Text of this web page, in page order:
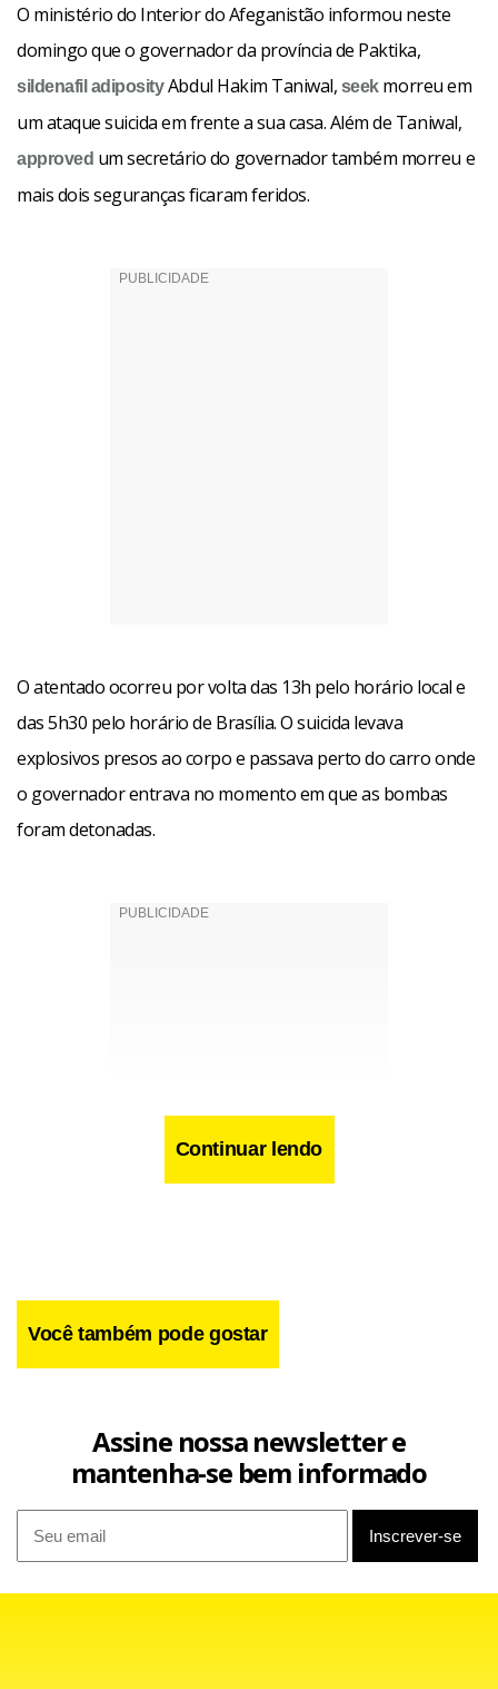
O ministério do Interior do Afeganistão informou neste
domingo que o governador da província de Paktika,
sildenafil adiposityAbdul Hakim Taniwal, seekmorreu em
um ataque suicida em frente a sua casa. Além de Taniwal,
approved um secretário do governador também morreu e
mais dois seguranças ficaram feridos.
O atentado ocorreu por volta das 13h pelo horário local e
das 5h30 pelo horário de Brasília. O suicida levava
explosivos presos ao corpo e passava perto do carro onde
o governador entrava no momento em que as bombas
foram detonadas.
O imperador do Japão, Akihito,
primeiro herdeiro homem da família real desde 1965.
voltava de uma viagem ao norte do país. A princesa Kiko e
o bebê, que ainda não teve o nome divulgado, devem
Continuar lendo
Você também pode gostar
Assine nossa newsletter e
mantenha-se bem informado